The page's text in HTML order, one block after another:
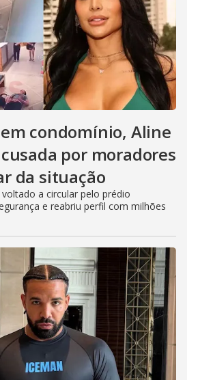
condomínio, Aline
por moradores
da situação
a circular pelo prédio
e reabriu perfil com milhões